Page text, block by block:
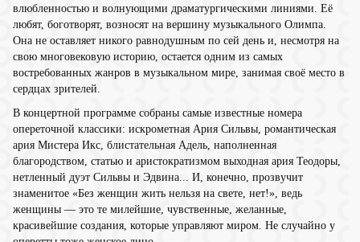
влюбленностью и волнующими драматургическими линиями. Её
любят, боготворят, возносят на вершину музыкального Олимпа.
Она не оставляет никого равнодушным по сей день и, несмотря на
свою многовековую историю, остается одним из самых
востребованных жанров в музыкальном мире, занимая своё место в
сердцах зрителей.
В концертной программе собраны самые известные номера
опереточной классики: искрометная Ария Сильвы, романтическая
ария Мистера Икс, блистательная Адель, наполненная
благородством, статью и аристократизмом выходная ария Теодоры,
нетленный дуэт Сильвы и Эдвина... И, конечно, прозвучит
знаменитое «Без женщин жить нельзя на свете, нет!», ведь
женщины — это те милейшие, чувственные, желанные,
красивейшие создания, которые управляют миром. Не случайно у